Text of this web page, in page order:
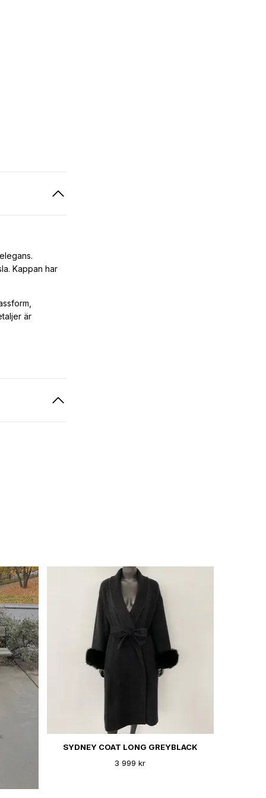
Kappan har
är
SYDNEY COAT LONG GREYBLACK
3 999 kr